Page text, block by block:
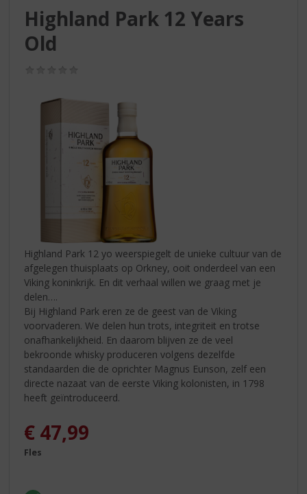
Highland Park 12 Years
Old
Highland Park 12 yo weerspiegelt de unieke cultuur van de
afgelegen thuisplaats op Orkney, ooit onderdeel van een
Viking koninkrijk. En dit verhaal willen we graag met je
delen….
Bij Highland Park eren ze de geest van de Viking
voorvaderen. We delen hun trots, integriteit en trotse
onafhankelijkheid. En daarom blijven ze de veel
bekroonde whisky produceren volgens dezelfde
standaarden die de oprichter Magnus Eunson, zelf een
directe nazaat van de eerste Viking kolonisten, in 1798
heeft geïntroduceerd.
€ 47,99
Fles